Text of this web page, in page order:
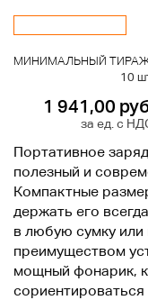
МИНИМАЛЬНЫЙ
10
1 941,00
за ед. с
Портативное
полезный и
Компактные
держать его
в любую сумку
преимуществом
мощный фонарик,